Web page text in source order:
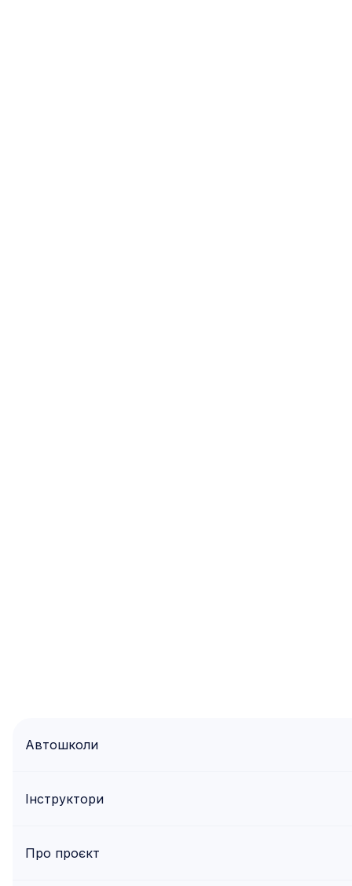
Автошколи
Інструктори
Про проєкт